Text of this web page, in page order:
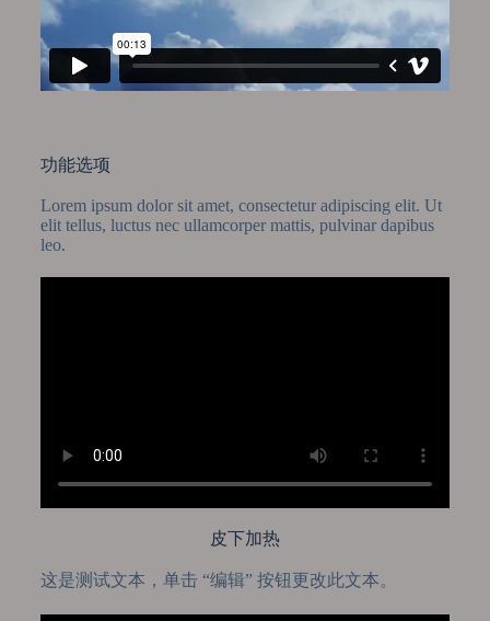
功能选项
Lorem ipsum dolor sit amet, consectetur adipiscing elit. Ut
elit tellus, luctus nec ullamcorper mattis, pulvinar dapibus
leo.
皮下加热
这是测试文本，单击 “编辑” 按钮更改此文本。